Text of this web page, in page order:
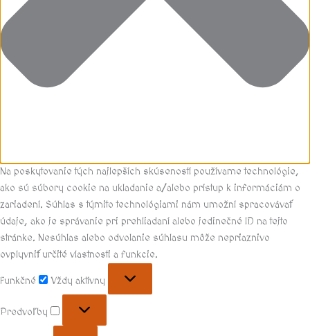
Na poskytovanie tých najlepších skúseností používame technológie,
ako sú súbory cookie na ukladanie a/alebo prístup k informáciám o
zariadení. Súhlas s týmito technológiami nám umožní spracovávať
údaje, ako je správanie pri prehliadaní alebo jedinečné ID na tejto
stránke. Nesúhlas alebo odvolanie súhlasu môže nepriaznivo
ovplyvniť určité vlastnosti a funkcie.
Funkčné Vždy aktívny
Predvoľby